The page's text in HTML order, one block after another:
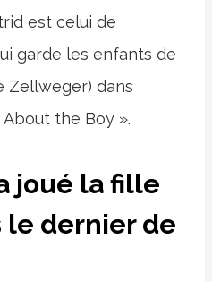
est celui de
garde les enfants de
Zellweger) dans
the Boy ».
joué la fille
le dernier de